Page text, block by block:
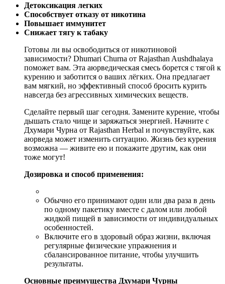
Детоксикация легких
Способствует отказу от никотина
Повышает иммунитет
Снижает тягу к табаку
Готовы ли вы освободиться от никотиновой
зависимости? Dhumari Churna от Rajasthan Aushdhalaya
поможет вам. Эта аюрведическая смесь борется с тягой к
курению и заботится о ваших лёгких. Она предлагает
вам мягкий, но эффективный способ бросить курить
навсегда без агрессивных химических веществ.
Сделайте первый шаг сегодня. Замените курение, чтобы
дышать стало чище и заряжаться энергией. Начните с
Дхумари Чурна от Rajasthan Herbal и почувствуйте, как
аюрведа может изменить ситуацию. Жизнь без курения
возможна — живите ею и покажите другим, как они
тоже могут!
Дозировка и способ применения:
Обычно его принимают один или два раза в день
по одному пакетику вместе с далом или любой
жидкой пищей в зависимости от индивидуальных
особенностей.
Включите его в здоровый образ жизни, включая
регулярные физические упражнения и
сбалансированное питание, чтобы улучшить
результаты.
Основные преимущества Дхумари Чурны